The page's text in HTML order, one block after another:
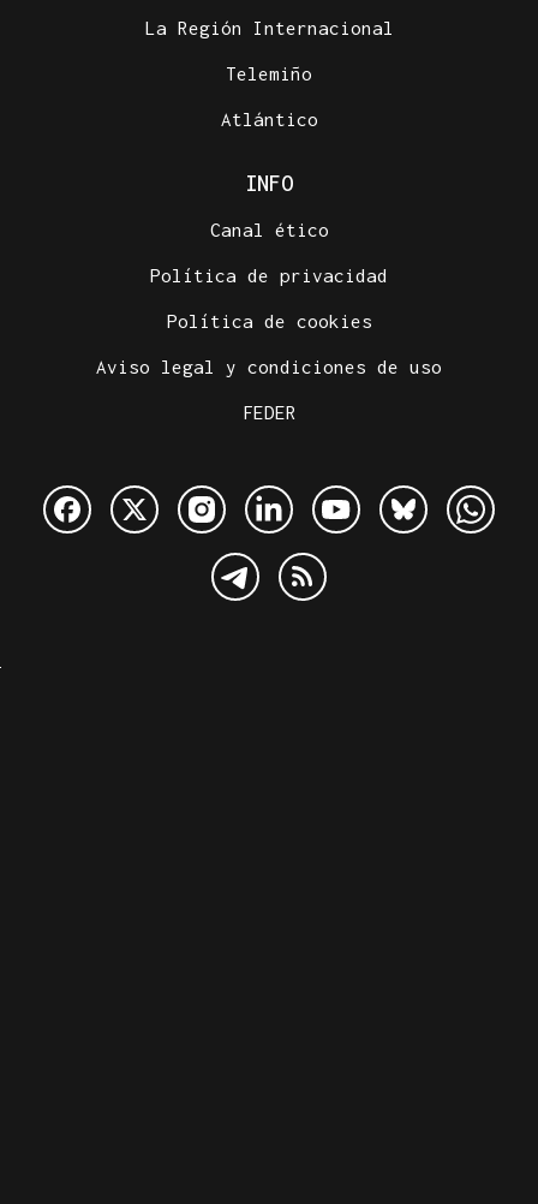
La Región Internacional
Telemiño
Atlántico
INFO
Canal ético
Política de privacidad
Política de cookies
Aviso legal y condiciones de uso
FEDER